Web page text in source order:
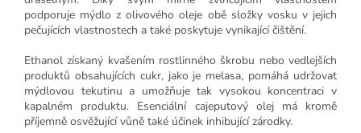
podporuje mýdlo z olivového oleje obě složky vosku v jejich
pečujících vlastnostech a také poskytuje vynikající čištění.
Ethanol získaný kvašením rostlinného škrobu nebo vedlejších
produktů obsahujících cukr, jako je melasa, pomáhá udržovat
mýdlovou tekutinu a umožňuje tak vysokou koncentraci v
kapalném produktu. Esenciální cajeputový olej má kromě
příjemně osvěžující vůně také účinek inhibující zárodky.